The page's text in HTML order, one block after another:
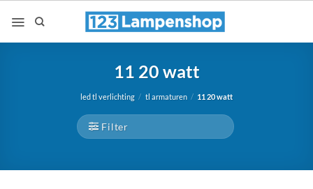
naar
11 20 watt
led tl verlichting / tl armaturen / 11 20 watt
Filter